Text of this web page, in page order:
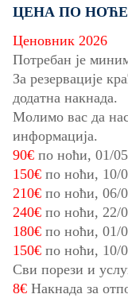
ЦЕНА ПО
Ценовник 2026
Потребан је
За резервације
додатна накнада.
Молимо вас да
информација.
90€ по ноћи, 01/05
150€ по ноћи, 10/
210€ по ноћи, 06/
240€ по ноћи, 22/
180€ по ноћи, 01/
150€ по ноћи, 10/
Сви порези и
8€ Накнада за